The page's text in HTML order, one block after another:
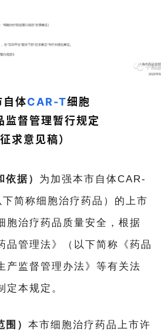
自体CAR-T细胞
监督管理暂行规定
征求意见稿）
据） 为加强本市自体CAR-
简称细胞治疗药品）的上市
胞治疗药品质量安全，根据
品管理法》（以下简称《药品
产监督管理办法》等有关法
定本规定。
） 本市细胞治疗药品上市许